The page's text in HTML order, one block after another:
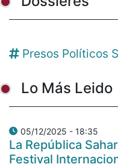
Presos Políticos
Lo Más Leido
05/12/2025 - 18:35
La República
Festival